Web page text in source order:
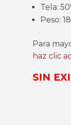
Tela:
Peso:
Para
haz clic
SIN